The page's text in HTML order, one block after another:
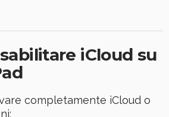
iCloud su
completamente iCloud o